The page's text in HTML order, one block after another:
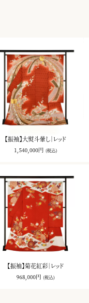
【振袖】大熨斗暈し｜レッド
1,540,000円 (税込)
【振袖】菊花紅彩｜レッド
968,000円 (税込)